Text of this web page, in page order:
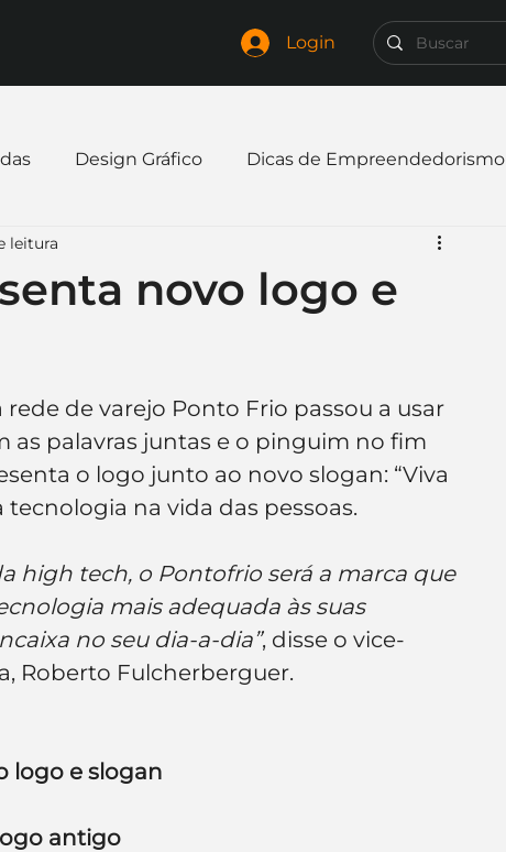
Login
Design Gráfico Dicas de Empreendedorismo
negócio
Curiosidades Frases
de empresa Branding
novo logo e
leitura
de varejo Ponto Frio passou a usar
as palavras juntas e o pinguim no fim
o logo junto ao novo slogan: “Viva
na vida das pessoas.
high tech, o Pontofrio será a marca que
mais adequada às suas
no seu dia-a-dia”, disse o vice-
Roberto Fulcherberguer.
logo e slogan
antigo